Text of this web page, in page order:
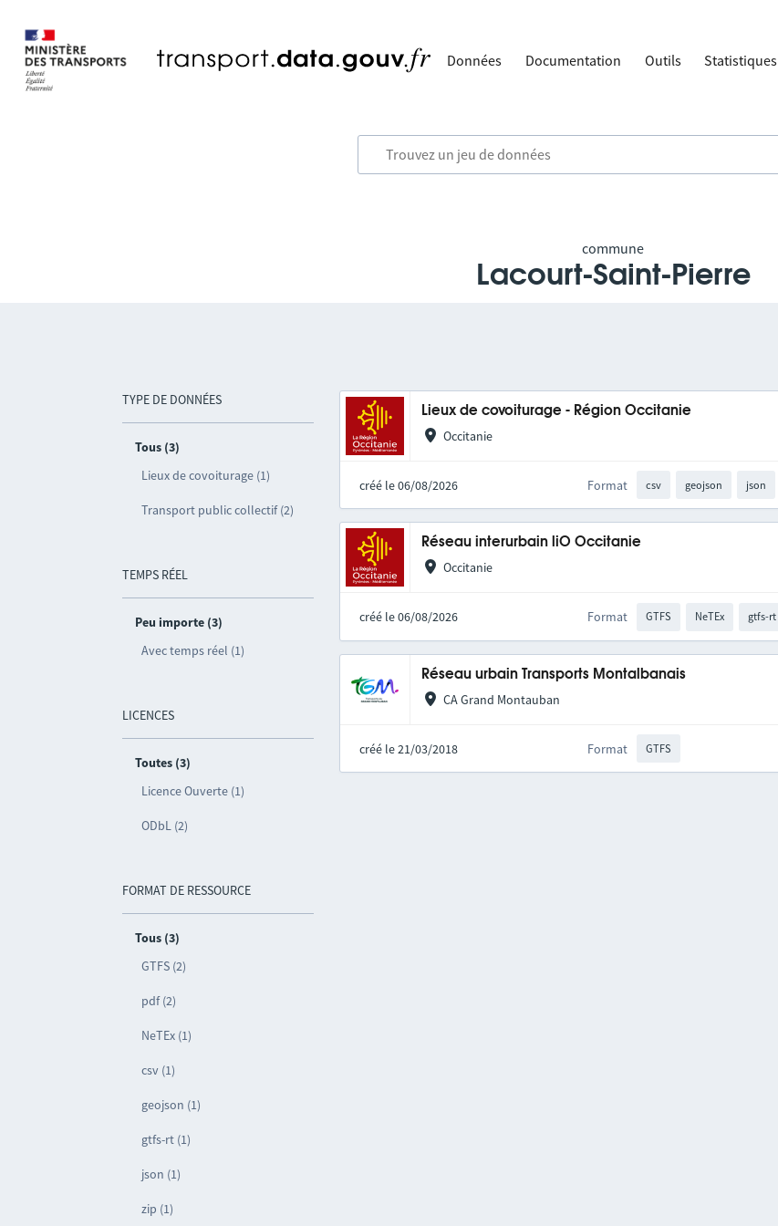
Données Documentation Outils Statistiques
commune
Lacourt-Saint-Pierre
TYPE DE DONNÉES
Tous (3)
Lieux de covoiturage (1)
Transport public collectif (2)
TEMPS RÉEL
Peu importe (3)
Avec temps réel (1)
LICENCES
Toutes (3)
Licence Ouverte (1)
ODbL (2)
FORMAT DE RESSOURCE
Tous (3)
GTFS (2)
pdf (2)
NeTEx (1)
csv (1)
geojson (1)
gtfs-rt (1)
json (1)
zip (1)
Lieux de covoiturage - Région Occitanie
Occitanie
créé le 06/08/2026 Format csv geojson json
Réseau interurbain liO Occitanie
Occitanie
créé le 06/08/2026 Format GTFS NeTEx gtfs-rt
Réseau urbain Transports Montalbanais
CA Grand Montauban
créé le 21/03/2018 Format GTFS